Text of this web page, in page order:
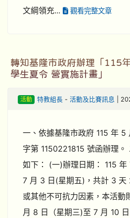
文綱領充...
觀看完整文章
轉知基隆市政府辦理「115
學生夏令 營實施計畫」
活動 特教組長- 活動及比賽訊息 |
一、依據基隆市政府 115 年
字第 1150221815 號函辦理。
如下： (一)辦理日期： 115
7 月 3 日(星期五)，共計 3 天
或其他不可抗力因素，本活動
月 8 日（星期三)至 7 月 10